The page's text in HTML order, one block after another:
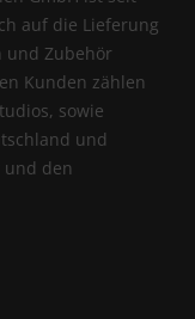
auf die Lieferung
und Zubehör
Kunden zählen
sowie
und
den